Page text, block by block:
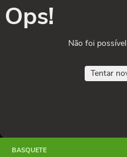
Ops!
Não foi
Tentar
BASQUETE